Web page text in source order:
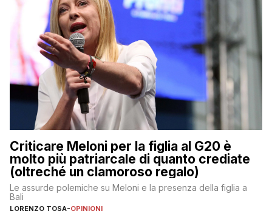
Criticare Meloni per la figlia al G20 è
molto più patriarcale di quanto crediate
(oltreché un clamoroso regalo)
Le assurde polemiche su Meloni e la presenza della figlia a
Bali
LORENZO TOSA-OPINIONI